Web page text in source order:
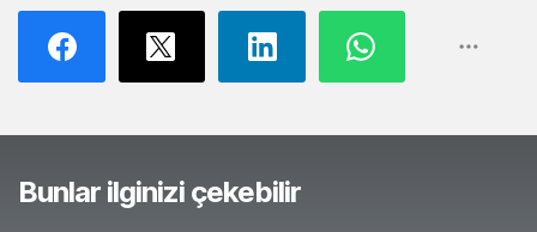
Bunlar ilginizi çekebilir